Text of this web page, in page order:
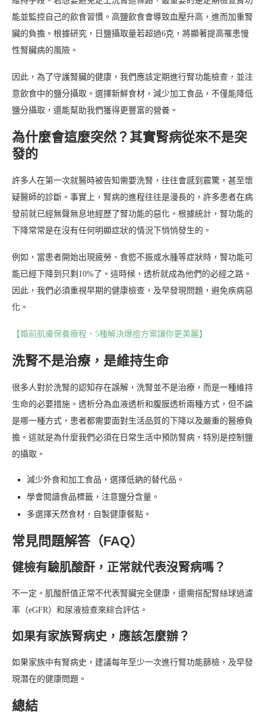
能並監控自己的飲食習慣。高鹽飲食會導致血壓升高，進而加重腎
臟的負擔。根據研究，日鹽攝取量若超過6克，將顯著提高罹患慢
性腎臟病的風險。
因此，為了守護腎臟的健康，我們應該定期進行腎功能檢查，並注
意飲食中的鹽分攝取。選擇新鮮食材，減少加工食品，不僅能降低
鹽分攝取，還能幫助我們獲得更豐富的營養。
為什麼會這麼突然？其實腎病從來不是突
發的
許多人在第一次就醫時被告知需要洗腎，往往會感到震驚，甚至懷
疑醫師的診斷。事實上，腎病的進程往往是漫長的，許多患者在病
發前就已經無聲無息地經歷了腎功能的惡化。根據統計，腎功能的
下降常常是在沒有任何明顯症狀的情況下悄悄發生的。
例如，當患者開始出現疲勞、食慾不振或水腫等症狀時，腎功能可
能已經下降到只剩10%了。這時候，透析就成為他們的必經之路。
因此，我們必須重視早期的健康檢查，及早發現問題，避免疾病惡
化。
【婚前肌膚保養療程，5種解決爆痘方案讓你更美麗】
洗腎不是治療，是維持生命
很多人對於洗腎的認知存在誤解，洗腎並不是治療，而是一種維持
生命的必要措施。透析分為血液透析和腹膜透析兩種方式，但不論
是哪一種方式，患者都需要面對生活品質的下降以及嚴重的醫療負
擔。這就是為什麼我們必須在日常生活中預防腎病，特別是控制鹽
的攝取。
減少外食和加工食品，選擇低鈉的替代品。
學會閱讀食品標籤，注意鹽分含量。
多選擇天然食材，自製健康餐點。
常見問題解答（FAQ）
健檢有驗肌酸酐，正常就代表沒腎病嗎？
不一定。肌酸酐值正常不代表腎臟完全健康，還需搭配腎絲球過濾
率（eGFR）和尿液檢查來綜合評估。
如果有家族腎病史，應該怎麼辦？
如果家族中有腎病史，建議每年至少一次進行腎功能篩檢，及早發
現潛在的健康問題。
總結